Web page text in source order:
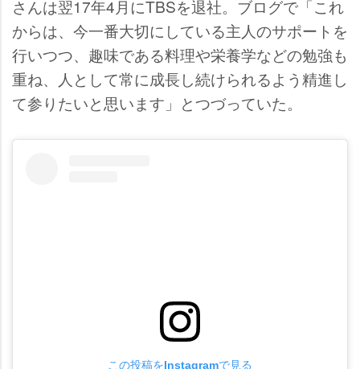
さんは翌17年4月にTBSを退社。ブログで「これ
からは、今一番大切にしている主人のサポートを
行いつつ、趣味である料理や栄養学などの勉強も
重ね、人として常に成長し続けられるよう精進し
て参りたいと思います」とつづっていた。
この投稿をInstagramで見る